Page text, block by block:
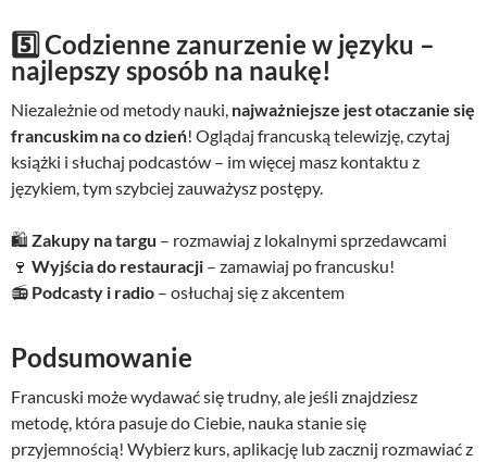
5️⃣ Codzienne zanurzenie w języku –
najlepszy sposób na naukę!
Niezależnie od metody nauki, najważniejsze jest otaczanie się
francuskim na co dzień! Oglądaj francuską telewizję, czytaj
książki i słuchaj podcastów – im więcej masz kontaktu z
językiem, tym szybciej zauważysz postępy.
🛍 Zakupy na targu – rozmawiaj z lokalnymi sprzedawcami
🍷 Wyjścia do restauracji – zamawiaj po francusku!
📻 Podcasty i radio – osłuchaj się z akcentem
Podsumowanie
Francuski może wydawać się trudny, ale jeśli znajdziesz
metodę, która pasuje do Ciebie, nauka stanie się
przyjemnością! Wybierz kurs, aplikację lub zacznij rozmawiać z